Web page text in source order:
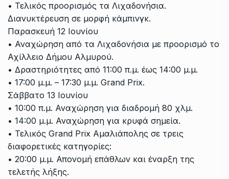
• Τελικός προορισμός τα Λιχαδονήσια.
Διανυκτέρευση σε μορφή κάμπινγκ.
Παρασκευή 12 Ιουνίου
• Αναχώρηση από τα Λιχαδονήσια με προορισμό το
Αχίλλειο Δήμου Αλμυρού.
• Δραστηριότητες από 11:00 π.μ. έως 14:00 μ.μ.
• 17:00 μ.μ. – 17:30 μ.μ. Grand Prix.
Σάββατο 13 Ιουνίου
• 10:00 π.μ. Αναχώρηση για διαδρομή 80 χλμ.
• 14:00 μ.μ. Αναχώρηση για κρυφά σημεία.
• Τελικός Grand Prix Αμαλιάπολης σε τρεις
διαφορετικές κατηγορίες:
• 20:00 μ.μ. Απονομή επάθλων και έναρξη της
τελετής λήξης.